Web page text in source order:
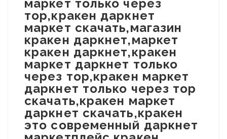
маркет только через
тор,кракен даркнет
маркет скачать,магазин
кракен даркнет,маркет
кракен даркнет,кракен
маркет даркнет только
через тор,кракен маркет
даркнет только через тор
скачать,кракен маркет
даркнет скачать,кракен
это современный даркнет